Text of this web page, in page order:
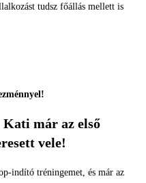
tudsz főállás mellett is
már az első
vele!
indító tréningemet, és már az